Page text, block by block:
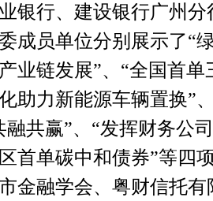
银行、建设银行广州
成员单位分别展示了“
业链发展”、“全国首
助力新能源车辆置换”
共赢”、“发挥财务公
首单碳中和债券”等四
金融学会、粤财信托